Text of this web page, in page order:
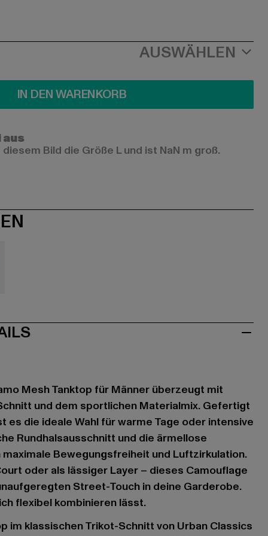
AUSWÄHLEN
IN DEN WARENKORB
Bild die Größe L und ist NaN m groß.
Mesh Tanktop für Männer überzeugt mit
und dem sportlichen Materialmix. Gefertigt
es die ideale Wahl für warme Tage oder intensive
Rundhalsausschnitt und die ärmellose
Bewegungsfreiheit und Luftzirkulation.
oder als lässiger Layer – dieses Camouflage
Street-Touch in deine Garderobe.
flexibel kombinieren lässt.
im klassischen Trikot-Schnitt von Urban Classics